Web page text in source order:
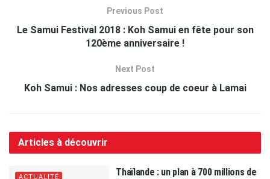
Previous Post
Le Samui Festival 2018 : Koh Samui en fête pour son
120ème anniversaire !
Next Post
Koh Samui : Nos adresses coup de coeur à Lamai
Articles à découvrir
ACTUALITÉ
Thaïlande : un plan à 700 millions de